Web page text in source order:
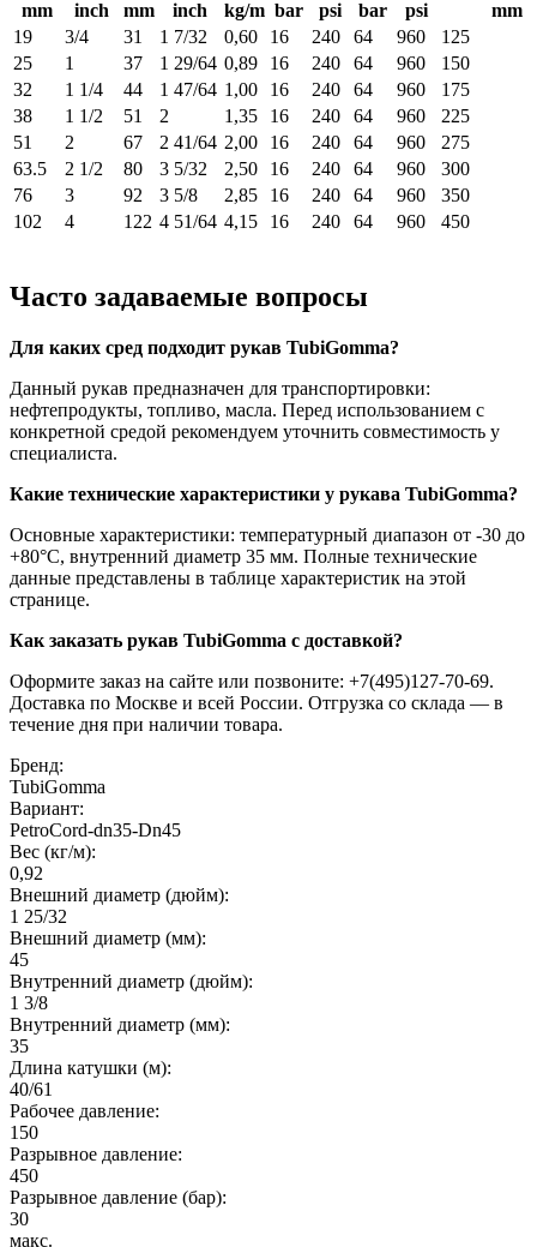
mm inch mm inch kg/m bar psi bar psi
mm
19
3/4 31 1 7/32 0,60 16 240 64 960
125
25
1 37 1 29/64 0,89 16 240 64 960
150
32
1 1/4 44 1 47/64 1,00 16 240 64 960
175
38
1 1/2 51 2 1,35 16 240 64 960
225
51
2 67 2 41/64 2,00 16 240 64 960
275
63.5
2 1/2 80 3 5/32 2,50 16 240 64 960
300
76
3 92 3 5/8 2,85 16 240 64 960
350
102
4 122 4 51/64 4,15 16 240 64 960 450
Часто задаваемые вопросы
Для каких сред подходит рукав TubiGomma?
Данный рукав предназначен для транспортировки:
нефтепродукты, топливо, масла. Перед использованием с
конкретной средой рекомендуем уточнить совместимость у
специалиста.
Какие технические характеристики у рукава TubiGomma?
Основные характеристики: температурный диапазон от -30 до
+80°C, внутренний диаметр 35 мм. Полные технические
данные представлены в таблице характеристик на этой
странице.
Как заказать рукав TubiGomma с доставкой?
Оформите заказ на сайте или позвоните: +7(495)127-70-69.
Доставка по Москве и всей России. Отгрузка со склада — в
течение дня при наличии товара.
Бренд:
TubiGomma
Вариант:
PetroCord-dn35-Dn45
Вес (кг/м):
0,92
Внешний диаметр (дюйм):
1 25/32
Внешний диаметр (мм):
45
Внутренний диаметр (дюйм):
1 3/8
Внутренний диаметр (мм):
35
Длина катушки (м):
40/61
Рабочее давление:
150
Разрывное давление:
450
Разрывное давление (бар):
30
макс.